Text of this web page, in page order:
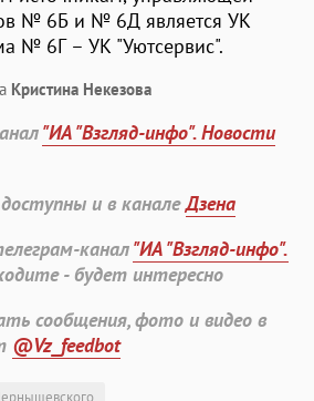
№ 6Б и № 6Д является УК
№ 6Г – УК "Уютсервис".
Кристина Некезова
"ИА "Взгляд-инфо". Новости
и в каналеДзена
канал"ИА "Взгляд-инфо".
- будет интересно
сообщения, фото и видео в
@Vz_feedbot